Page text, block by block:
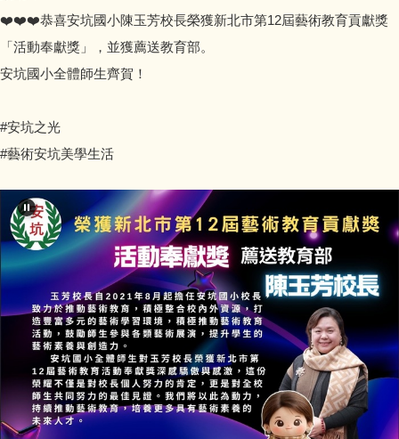
❤️❤️❤️恭喜安坑國小陳玉芳校長榮獲新北市第12屆藝術教育貢獻獎
「活動奉獻獎」，並獲薦送教育部。
安坑國小全體師生齊賀！
#安坑之光
#藝術安坑美學生活